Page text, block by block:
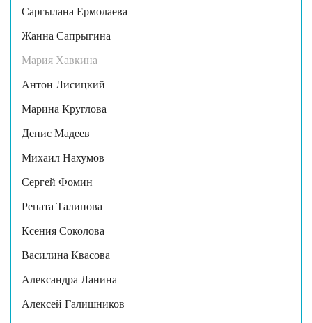
Саргылана Ермолаева
Жанна Сапрыгина
Мария Хавкина
Антон Лисицкий
Марина Круглова
Денис Мадеев
Михаил Нахумов
Сергей Фомин
Рената Талипова
Ксения Соколова
Василина Квасова
Александра Ланина
Алексей Галишников